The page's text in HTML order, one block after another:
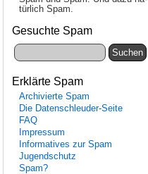
tür­lich Spam.
Gesuchte Spam
Erklärte Spam
Archivierte Spam
Die Datenschleuder-Seite
FAQ
Impressum
Informatives zur Spam
Jugendschutz
Spam?